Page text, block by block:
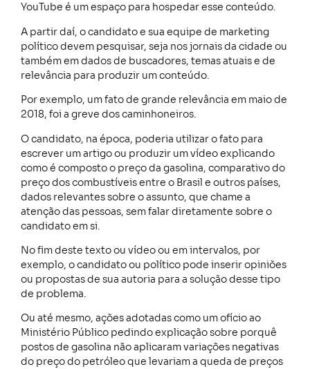
YouTube é um espaço para hospedar esse conteúdo.
A partir daí, o candidato e sua equipe de marketing
político devem pesquisar, seja nos jornais da cidade ou
também em dados de buscadores, temas atuais e de
relevância para produzir um conteúdo.
Por exemplo, um fato de grande relevância em maio de
2018, foi a greve dos caminhoneiros.
O candidato, na época, poderia utilizar o fato para
escrever um artigo ou produzir um vídeo explicando
como é composto o preço da gasolina, comparativo do
preço dos combustíveis entre o Brasil e outros países,
dados relevantes sobre o assunto, que chame a
atenção das pessoas, sem falar diretamente sobre o
candidato em si.
No fim deste texto ou vídeo ou em intervalos, por
exemplo, o candidato ou político pode inserir opiniões
ou propostas de sua autoria para a solução desse tipo
de problema.
Ou até mesmo, ações adotadas como um ofício ao
Ministério Público pedindo explicação sobre porquê
postos de gasolina não aplicaram variações negativas
do preço do petróleo que levariam a queda de preços